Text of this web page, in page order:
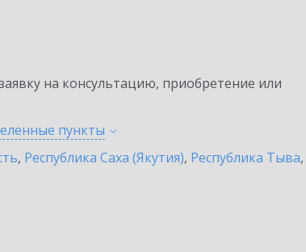
на консультацию, приобретение или
пункты
, Республика Саха (Якутия), Республика Тыва,